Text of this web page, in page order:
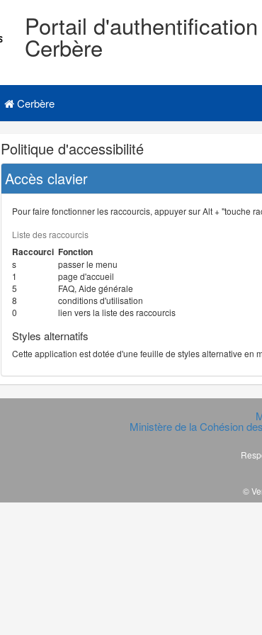
Portail d'authentification
Cerbère
Cerbère
Navigation
et
outils
annexes
Politique d'accessibilité
Accès clavier
Pour faire fonctionner les raccourcis, appuyer sur Alt + "touche
Liste des raccourcis
Raccourci Fonction
s
passer le menu
1
page d'accueil
5
FAQ, Aide générale
8
conditions d'utilisation
0
lien vers la liste des raccourcis
Styles alternatifs
Cette application est dotée d'une feuille de styles alternative en
Ministère de la Cohésion
©